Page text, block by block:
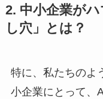
2. 中小企業が
し穴」とは？
特に、私たちのよ
小企業にとって、